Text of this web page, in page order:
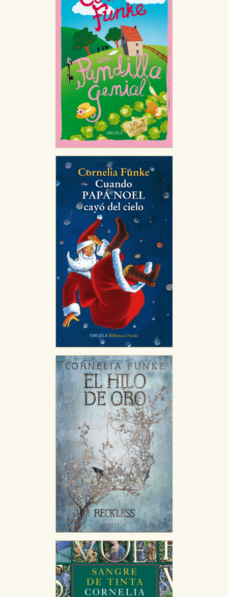
Cookies necesarias
Estas cookies son necesarias para que nuestro sitio
web funcione y no es posible deshabilitarlas desde
nuestro sistema. Es posible hacerlo desde el
navegador, pero en ese caso es posible que algunas
áreas de nuestra web dejen de funcionar
correctamente.
Cookies de rendimiento y analíticas
Estas cookies se utilizan para mejorar su experiencia
de navegación y optimizar el funcionamiento de
nuestro sitio web. Almacenan configuraciones de
servicios para que no tenga que reconfigurarlos cada
vez que nos visita. La información es agregada y, por lo
tanto, es anónima.
Cookies de publicidad y redes sociales
Estas cookies son gestionadas por nuestros socios
publicitarios y se utilizan para mostrar publicidad
relevante para sus intereses en otros sitios. No
almacenan directamente información personal sino
que se basan en la identificación única de su
navegador y dispositivo de internet.
GUARDAR CONFIGURACIÓN
Puede consultar nuestra política de cookies